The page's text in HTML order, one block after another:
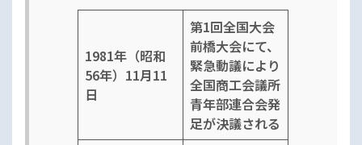
1981年（昭和
56年）11月11
日
第1回全国大会
前橋大会にて、
緊急動議により
全国商工会議所
青年部連合会発
足が決議される